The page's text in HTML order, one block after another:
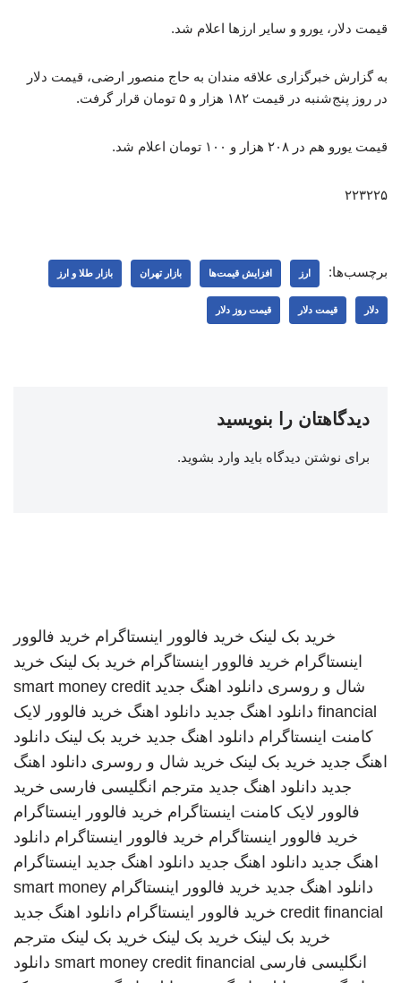
قیمت دلار، یورو و سایر ارزها اعلام شد.
به گزارش خبرگزاری علاقه مندان به حاج منصور ارضی، قیمت دلار
در روز پنج‌شنبه در قیمت ۱۸۲ هزار و ۵ تومان قرار گرفت.
قیمت یورو هم در ۲۰۸ هزار و ۱۰۰ تومان اعلام شد.
۲۲۳۲۲۵
برچسب‌ها: ارز افزایش قیمت‌ها بازار تهران بازار طلا و ارز
دلار قیمت دلار قیمت روز دلار
دیدگاهتان را بنویسید
برای نوشتن دیدگاه باید وارد بشوید.
خرید بک لینک خرید فالوور اینستاگرام خرید فالوور
اینستاگرام خرید فالوور اینستاگرام خرید بک لینک خرید
شال و روسری دانلود اهنگ جدید smart money credit
financial دانلود اهنگ جدید دانلود اهنگ خرید فالوور لایک
کامنت اینستاگرام دانلود اهنگ جدید خرید بک لینک دانلود
اهنگ جدید خرید بک لینک خرید شال و روسری دانلود اهنگ
جدید دانلود اهنگ جدید مترجم انگلیسی فارسی خرید
فالوور لایک کامنت اینستاگرام خرید فالوور اینستاگرام
خرید فالوور اینستاگرام خرید فالوور اینستاگرام دانلود
اهنگ جدید دانلود اهنگ جدید دانلود اهنگ جدید اینستاگرام
دانلود اهنگ جدید خرید فالوور اینستاگرام smart money
credit financial خرید فالوور اینستاگرام دانلود اهنگ جدید
خرید بک لینک خرید بک لینک خرید بک لینک مترجم
انگلیسی فارسی smart money credit financial دانلود